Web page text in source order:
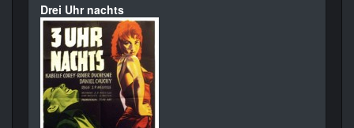
Drei Uhr nachts